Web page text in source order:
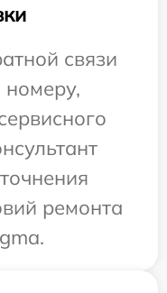
связи
ремонта